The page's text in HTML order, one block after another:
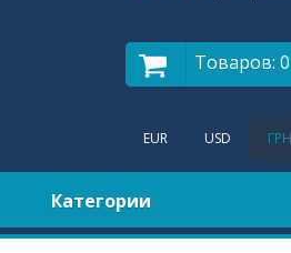
Товаров: 0
EUR USD ГРН
Категории